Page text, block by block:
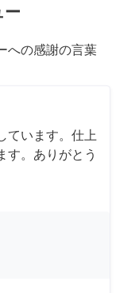
ー
への感謝の言葉
ています。仕上
す。ありがとう